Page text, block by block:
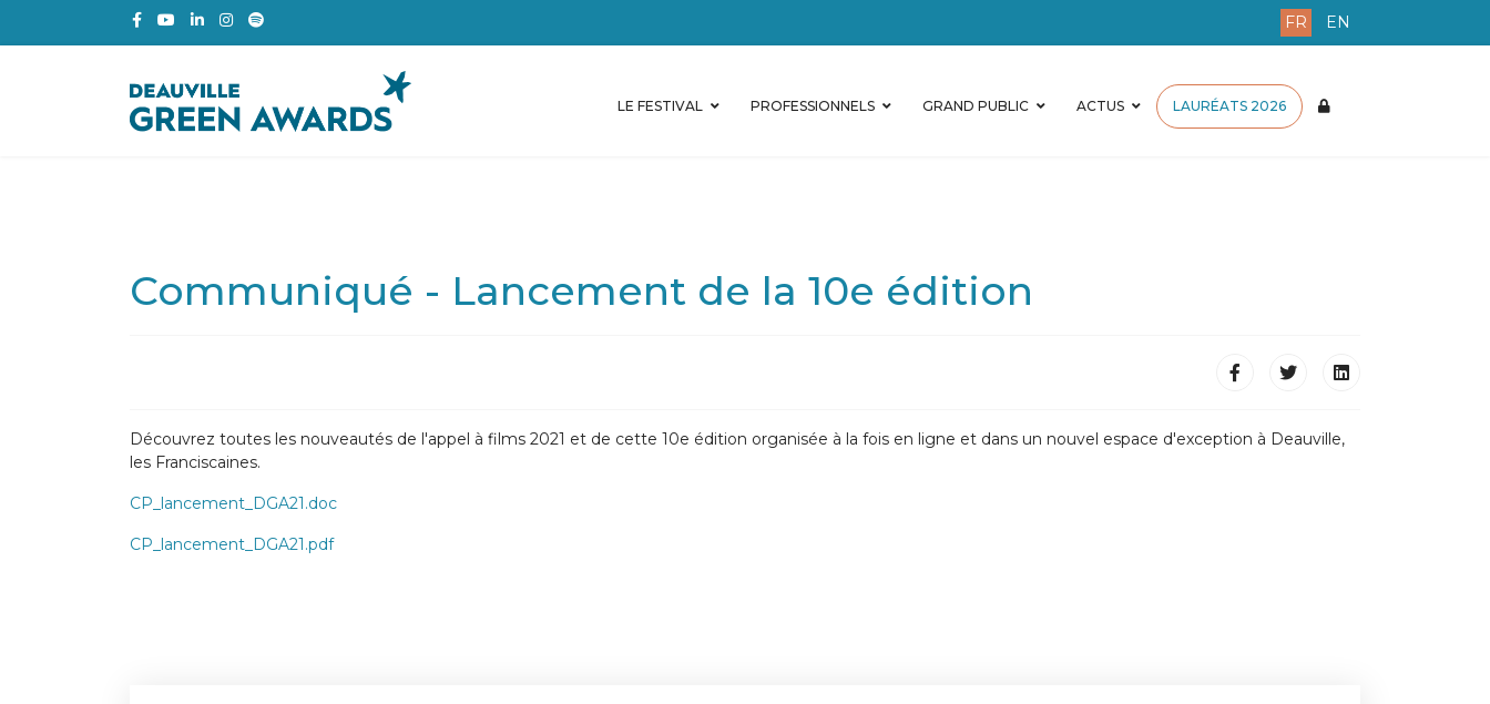
FR EN
LE FESTIVAL PROFESSIONNELS GRAND PUBLIC ACTUS LAURÉATS 2026
Communiqué - Lancement de la 10e édition
Découvrez toutes les nouveautés de l'appel à films 2021 et de cette 10e édition organisée à la fois en ligne et dans un nouvel espace d'exception à Deauville,
les Franciscaines.
CP_lancement_DGA21.doc
CP_lancement_DGA21.pdf